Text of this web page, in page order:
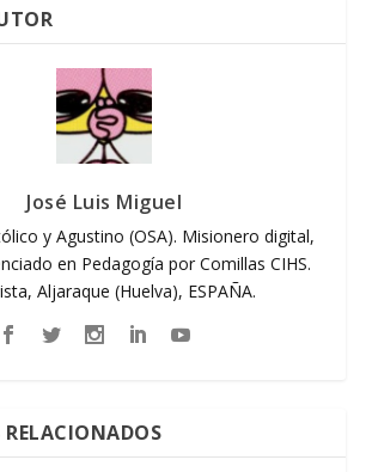
José Luis Miguel
y Agustino (OSA). Misionero digital,
en Pedagogía por Comillas CIHS.
Aljaraque (Huelva), ESPAÑA.